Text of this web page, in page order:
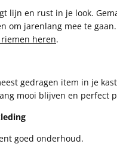
lijn en rust in je look.
om jarenlang mee te
riemen heren.
gedragen item in je
mooi blijven en perfect
goed onderhoud.